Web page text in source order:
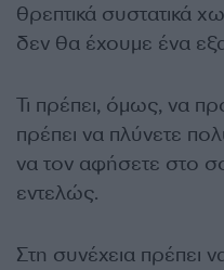
θρεπτικά συστατικά
δεν θα έχουμε ένα
Τι πρέπει, όμως, να
πρέπει να πλύνετε
να τον αφήσετε στο
εντελώς.
Στη συνέχεια πρέπει